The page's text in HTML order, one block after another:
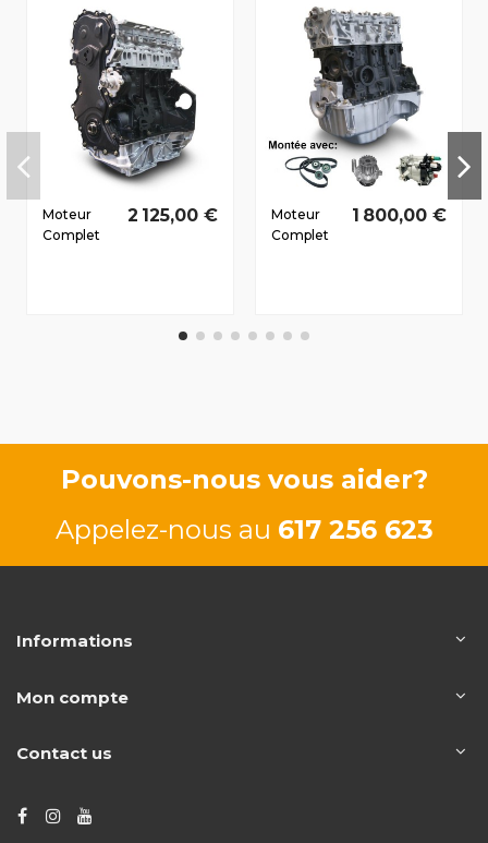
Moteur
Complet
2 125,00 €
Moteur
Complet
K9K830
1 800,00 €
Pouvons-nous vous aider?
Appelez-nous au 617 256 623
Informations
Mon compte
Contact us